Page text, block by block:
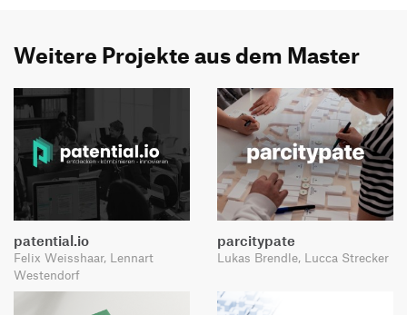
Weitere Projekte aus dem Master
patential.io
Felix Weisshaar, Lennart
Westendorf
parcitypate
Lukas Brendle, Lucca Strecker